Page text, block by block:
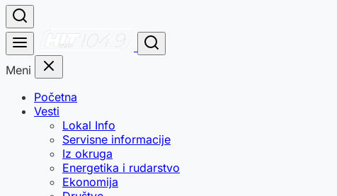
Meni
Početna
Vesti
Lokal Info
Servisne informacije
Iz okruga
Energetika i rudarstvo
Ekonomija